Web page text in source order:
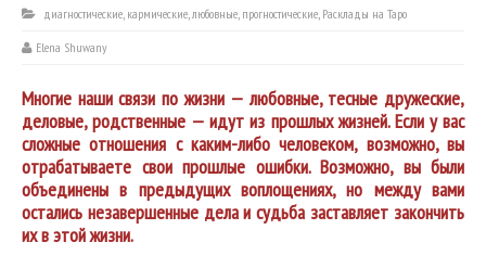
диагностические, кармические,любовные, прогностические, Расклады на Таро
Elena Shuwany
Многие наши связи по жизни — любовные, тесные дружеские,
деловые, родственные — идут из прошлых жизней. Если у вас
сложные отношения с каким-либо человеком, возможно, вы
отрабатываете свои прошлые ошибки. Возможно, вы были
объединены в предыдущих воплощениях, но между вами
остались незавершенные дела и судьба заставляет закончить
их в этой жизни.